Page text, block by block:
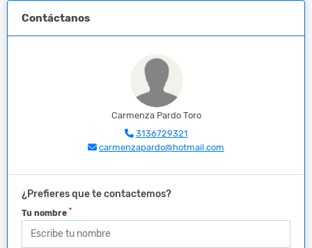
Contáctanos
Carmenza Pardo Toro
3136729321
carmenzapardo@hotmail.com
¿Prefieres que te contactemos?
Tu nombre *